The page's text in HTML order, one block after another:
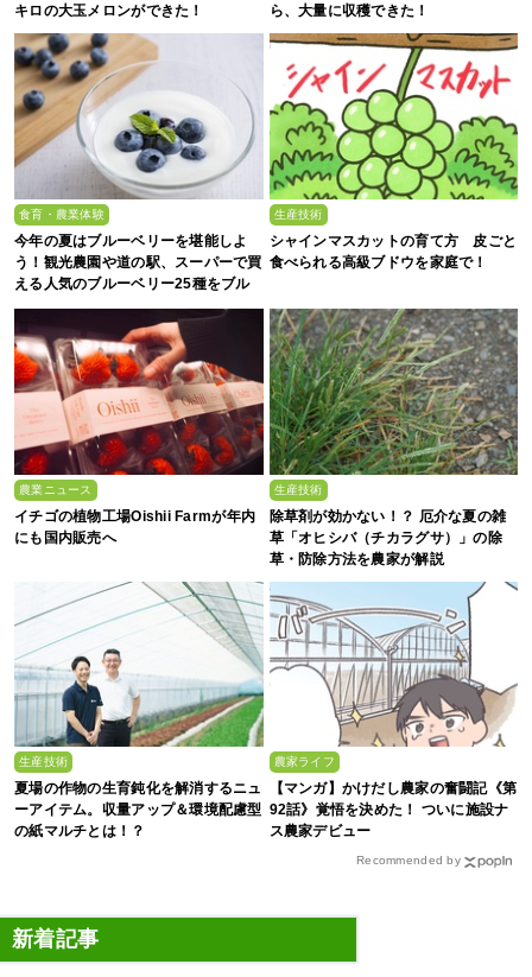
キロの大玉メロンができた！ ら、大量に収穫できた！
食育・農業体験
今年の夏はブルーベリーを堪能しよ
う！観光農園や道の駅、スーパーで買
える人気のブルーベリー25種をブル
ーベリー農家の息子が解説
生産技術
シャインマスカットの育て方 皮ごと
食べられる高級ブドウを家庭で！
農業ニュース
イチゴの植物工場Oishii Farmが年内
にも国内販売へ
生産技術
除草剤が効かない！？ 厄介な夏の雑
草「オヒシバ（チカラグサ）」の除
草・防除方法を農家が解説
生産技術
夏場の作物の生育鈍化を解消するニュ
ーアイテム。収量アップ＆環境配慮型
の紙マルチとは！？
農家ライフ
【マンガ】かけだし農家の奮闘記《第
92話》覚悟を決めた！ ついに施設ナ
ス農家デビュー
Recommended by
新着記事